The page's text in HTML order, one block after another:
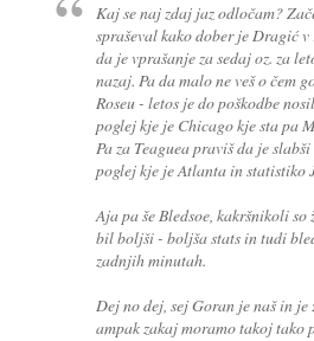
Kaj se naj zdaj jaz odločam?
spraševal kako dober je Dragić
da je vprašanje za sedaj oz. za
nazaj. Pa da malo ne veš o čem
Roseu - letos je do poškodbe
poglej kje je Chicago kje sta pa
Pa za Teaguea praviš da je
poglej kje je Atlanta in statistiko
Aja pa še Bledsoe, kakršnikoli so
bil boljši - boljša stats in tudi
zadnjih minutah.
Dej no dej, sej Goran je naš in je
ampak zakaj moramo takoj tako